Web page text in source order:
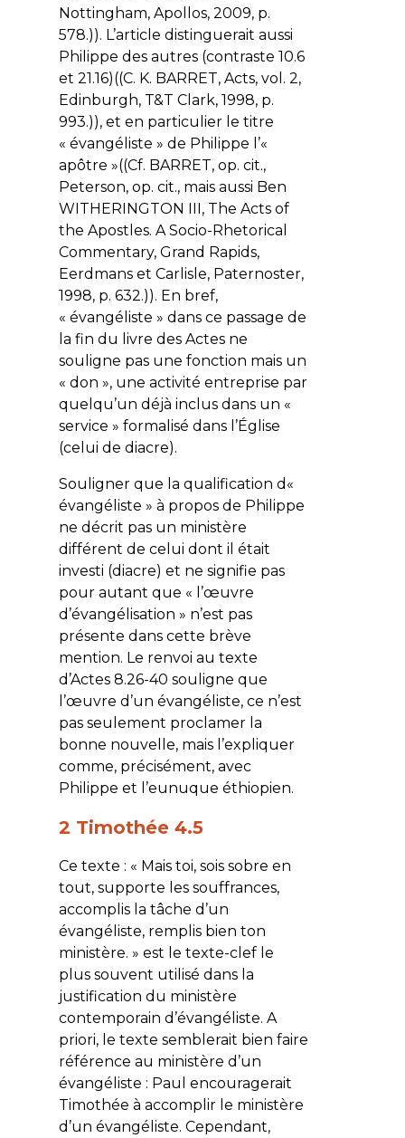
Nottingham, Apollos, 2009, p.
578.)). L’article distinguerait aussi
Philippe des autres (contraste 10.6
et 21.16)((C. K. BARRET, Acts, vol. 2,
Edinburgh, T&T Clark, 1998, p.
993.)), et en particulier le titre
« évangéliste » de Philippe l’«
apôtre »((Cf. BARRET, op. cit.,
Peterson, op. cit., mais aussi Ben
WITHERINGTON III, The Acts of
the Apostles. A Socio-Rhetorical
Commentary, Grand Rapids,
Eerdmans et Carlisle, Paternoster,
1998, p. 632.)). En bref,
« évangéliste » dans ce passage de
la fin du livre des Actes ne
souligne pas une fonction mais un
« don », une activité entreprise par
quelqu’un déjà inclus dans un «
service » formalisé dans l’Église
(celui de diacre).
Souligner que la qualification d«
évangéliste » à propos de Philippe
ne décrit pas un ministère
différent de celui dont il était
investi (diacre) et ne signifie pas
pour autant que « l’œuvre
d’évangélisation » n’est pas
présente dans cette brève
mention. Le renvoi au texte
d’Actes 8.26-40 souligne que
l’œuvre d’un évangéliste, ce n’est
pas seulement proclamer la
bonne nouvelle, mais l’expliquer
comme, précisément, avec
Philippe et l’eunuque éthiopien.
2 Timothée 4.5
Ce texte : « Mais toi, sois sobre en
tout, supporte les souffrances,
accomplis la tâche d’un
évangéliste, remplis bien ton
ministère. » est le texte-clef le
plus souvent utilisé dans la
justification du ministère
contemporain d’évangéliste. A
priori, le texte semblerait bien faire
référence au ministère d’un
évangéliste : Paul encouragerait
Timothée à accomplir le ministère
d’un évangéliste. Cependant,